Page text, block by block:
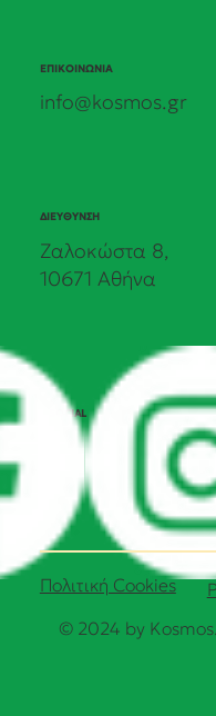
ΕΠΙΚΟΙΝΩΝΙΑ
info@kosmos.gr
ΔΙΕΥΘΥΝΣΗ
Ζαλοκώστα 8,
10671 Αθήνα
SOCIAL
© 2024 by
Πολιτική Cookies